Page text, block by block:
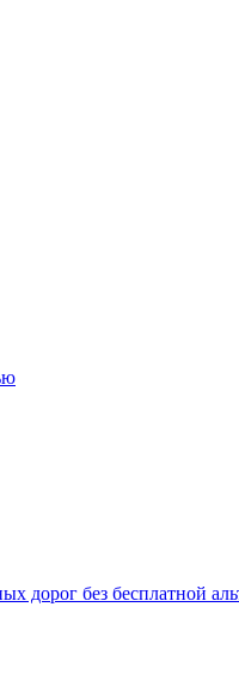
дорог без бесплатной